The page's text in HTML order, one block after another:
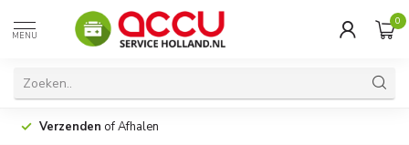
MENU
0
Verzenden of Afhalen